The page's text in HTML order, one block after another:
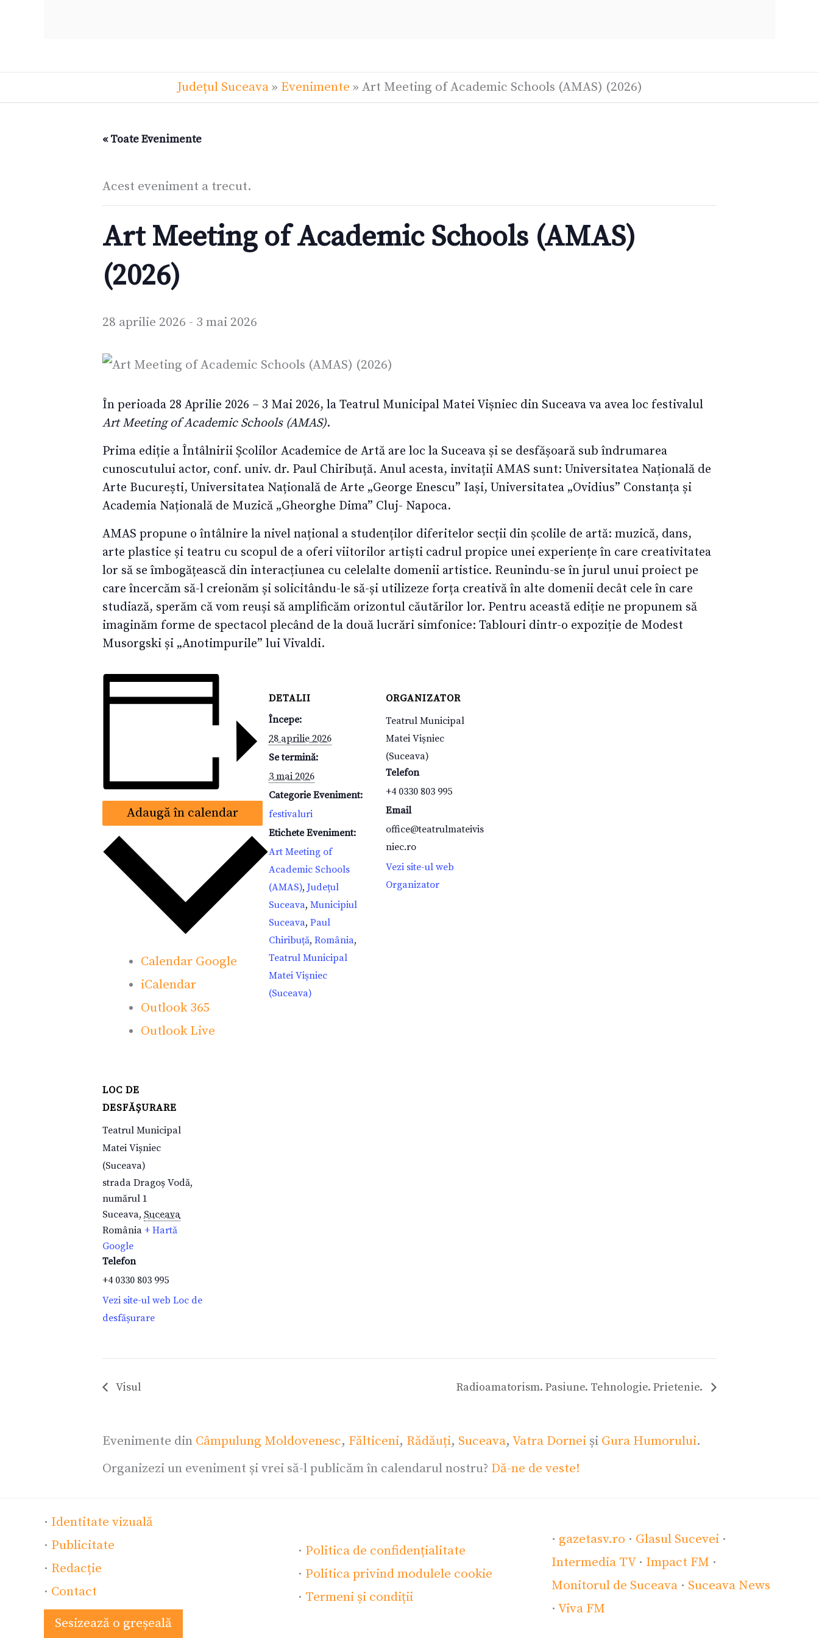
Județul Suceava» Evenimente » Art Meeting of Academic Schools (AMAS) (2026)
« Toate Evenimente
Acest eveniment a trecut.
Art Meeting of Academic Schools (AMAS)
(2026)
28 aprilie 2026 - 3 mai 2026
În perioada 28 Aprilie 2026 – 3 Mai 2026, la Teatrul Municipal Matei Vișniec din Suceava va avea loc festivalul
Art Meeting of Academic Schools (AMAS).
Prima ediție a Întâlnirii Școlilor Academice de Artă are loc la Suceava și se desfășoară sub îndrumarea
cunoscutului actor, conf. univ. dr. Paul Chiribuță. Anul acesta, invitații AMAS sunt: Universitatea Națională de
Arte București, Universitatea Națională de Arte „George Enescu” Iași, Universitatea „Ovidius” Constanța și
Academia Națională de Muzică „Gheorghe Dima” Cluj- Napoca.
AMAS propune o întâlnire la nivel național a studenților diferitelor secții din școlile de artă: muzică, dans,
arte plastice și teatru cu scopul de a oferi viitorilor artiști cadrul propice unei experiențe în care creativitatea
lor să se îmbogățească din interacțiunea cu celelalte domenii artistice. Reunindu-se în jurul unui proiect pe
care încercăm să-l creionăm și solicitându-le să-și utilizeze forța creativă în alte domenii decât cele în care
studiază, sperăm că vom reuși să amplificăm orizontul căutărilor lor. Pentru această ediție ne propunem să
imaginăm forme de spectacol plecând de la două lucrări simfonice: Tablouri dintr-o expoziție de Modest
Musorgski și „Anotimpurile” lui Vivaldi.
Adaugă în calendar
Calendar Google
iCalendar
Outlook 365
Outlook Live
DETALII
Începe:
28 aprilie 2026
Se termină:
3 mai 2026
Categorie Eveniment:
festivaluri
Etichete Eveniment:
Art Meeting of
Academic Schools
(AMAS), Județul
Suceava, Municipiul
Suceava, Paul
Chiribuță, România,
Teatrul Municipal
Matei Vișniec
(Suceava)
ORGANIZATOR
Teatrul Municipal
Matei Vișniec
(Suceava)
Telefon
+4 0330 803 995
Email
office@teatrulmateivis
niec.ro
Vezi site-ul web
Organizator
LOC DE
DESFĂȘURARE
Teatrul Municipal
Matei Vișniec
(Suceava)
strada Dragoș Vodă,
numărul 1
Suceava, Suceava
România + Hartă
Google
Telefon
+4 0330 803 995
Vezi site-ul web Loc de
desfășurare
Visul Radioamatorism. Pasiune. Tehnologie. Prietenie.
Evenimente din Câmpulung Moldovenesc, Fălticeni, Rădăuți, Suceava, Vatra Dornei și Gura Humorului.
Organizezi un eveniment și vrei să-l publicăm în calendarul nostru? Dă-ne de veste!
· Identitate vizuală
· Publicitate
· Redacție
· Contact
Sesizează o greșeală
· Politica de confidențialitate
· Politica privind modulele cookie
· Termeni și condiții
· gazetasv.ro · Glasul Sucevei ·
Intermedia TV· Impact FM ·
Monitorul de Suceava · Suceava News
·Viva FM